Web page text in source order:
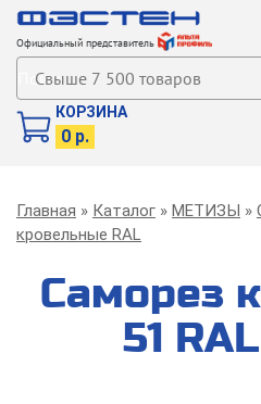
Официальный представитель
Поиск
КОРЗИНА
0 р.
Строка
навигации
Главная Каталог МЕТИЗЫ
кровельные RAL
Саморез
51